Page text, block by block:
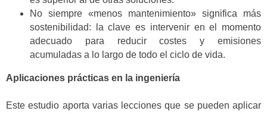
No siempre «menos mantenimiento» significa más
sostenibilidad: la clave es intervenir en el momento
adecuado para reducir costes y emisiones
acumuladas a lo largo de todo el ciclo de vida.
Aplicaciones prácticas en la ingeniería
Este estudio aporta varias lecciones que se pueden aplicar